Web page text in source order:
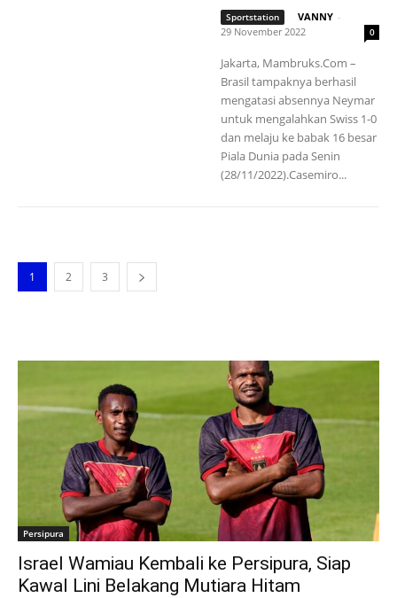
Sportstation VANNY -
29 November 2022
0
Jakarta, Mambruks.Com –
Brasil tampaknya berhasil
mengatasi absennya Neymar
untuk mengalahkan Swiss 1-0
dan melaju ke babak 16 besar
Piala Dunia pada Senin
(28/11/2022).Casemiro...
1 2 3
Persipura
Israel Wamiau Kembali ke Persipura, Siap
Kawal Lini Belakang Mutiara Hitam